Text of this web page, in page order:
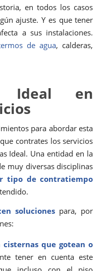
en todos los casos
ajuste. Y es que tener
a sus instalaciones.
de agua, calderas,
Ideal en
para abordar esta
contrates los servicios
Ideal. Una entidad en la
muy diversas disciplinas
tipo de contratiempo
soluciones para, por
que gotean o
tener en cuenta este